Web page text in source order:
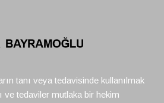
tanı veya tedavisinde kullanılmak
ve tedaviler mutlaka bir hekim